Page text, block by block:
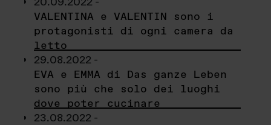
VALENTINA e VALENTIN sono i
protagonisti di ogni camera da
letto
29.08.2022 -
EVA e EMMA di Das ganze Leben
sono più che solo dei luoghi
dove poter cucinare
23.08.2022 -